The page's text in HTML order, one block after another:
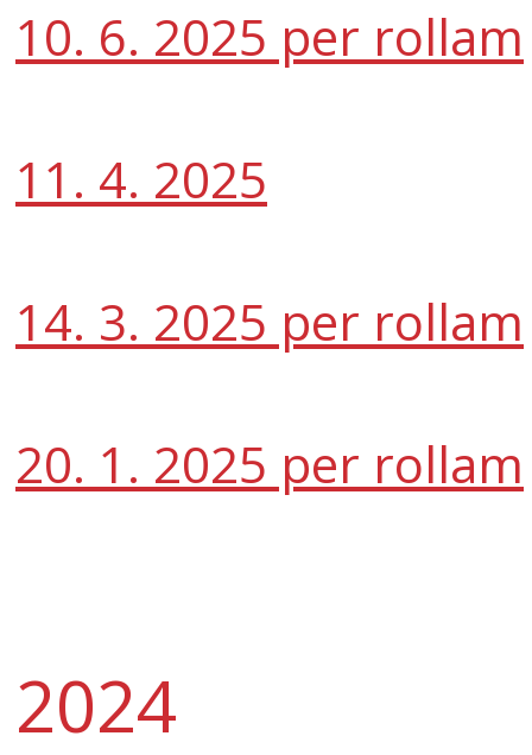
10. 6. 2025 per rollam
11. 4. 2025
14. 3. 2025 per rollam
20. 1. 2025 per rollam
2024